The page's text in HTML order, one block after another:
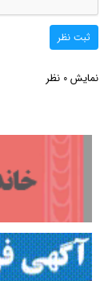
ثبت نظر
نمایش 0 نظر